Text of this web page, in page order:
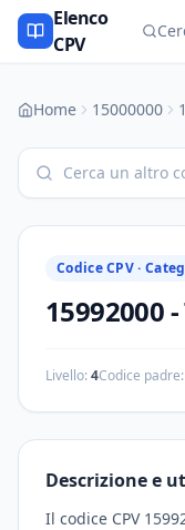
Elenco
CPV
Home 15000000
Codice CPV ·
15992000-
Livello:4Codice padre:
Descrizione e
Il codice CPV